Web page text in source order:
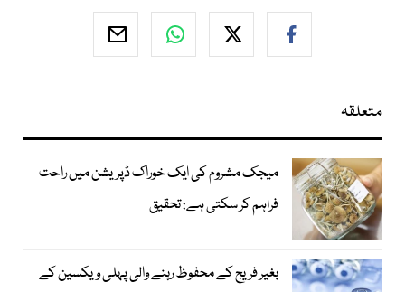
متعلقہ
میجک مشروم کی ایک خوراک ڈپریشن میں راحت
فراہم کر سکتی ہے: تحقیق
بغیر فریج کے محفوظ رہنے والی پہلی ویکسین کے